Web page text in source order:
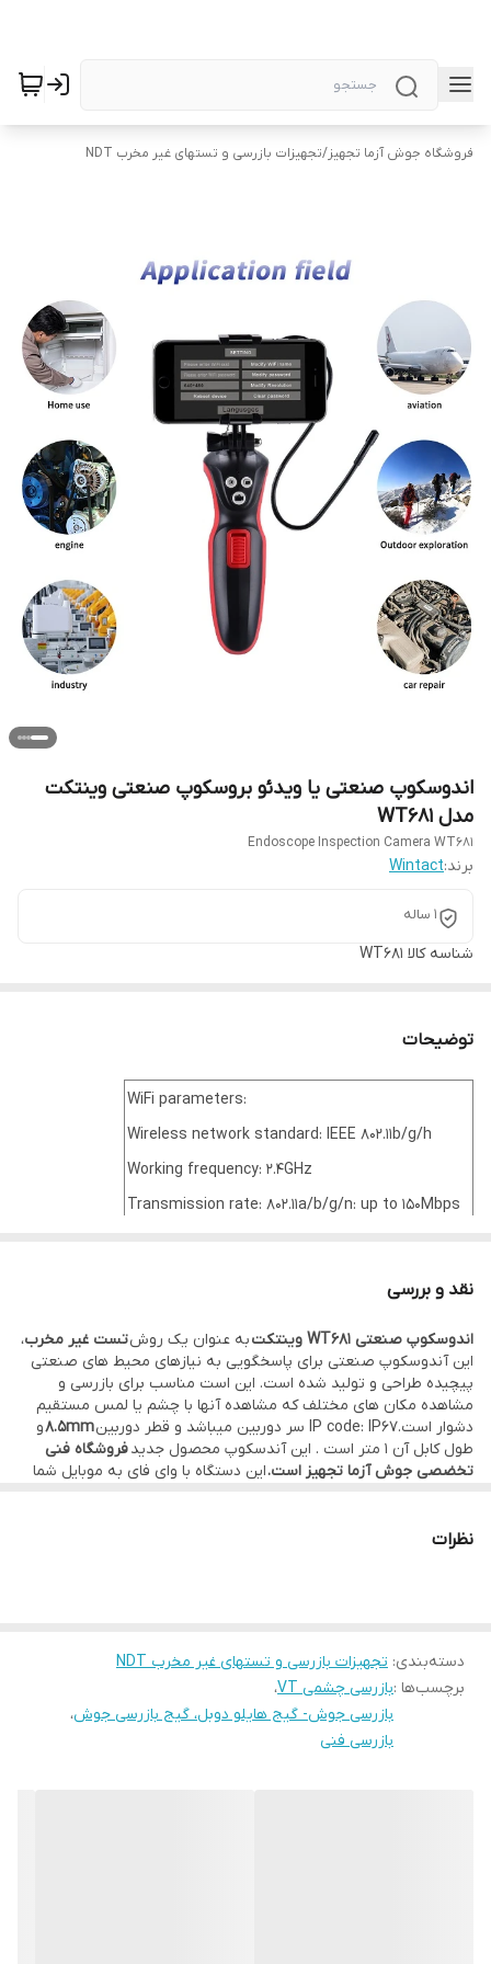
فروشگاه جوش آزما تجهیز/تجهیزات بازرسی و تستهای غیر مخرب NDT
اندوسکوپ صنعتی یا ویدئو بروسکوپ صنعتی وینتکت
مدل WT681
Endoscope Inspection Camera WT681
برند:Wintact
1 ساله
شناسه کالا WT681
توضیحات
WiFi parameters:
Wireless network standard: IEEE 802.11b/g/h
Working frequency: 2.4GHz
Transmission rate: 802.11a/b/g/n: up to 150Mbps
Camera parameters:
IP code: IP67
Diameter: 8.5mm
Hose diameter: 6.5mm
Other parameters:
Working temperature: 0 ~ 45 °C (32 ~ 113 °F)
Power: Built-in 3.7V rechargeable lithium battery
نقد و بررسی
اندوسکوپ صنعتی WT681 وینتکت به عنوان یک روشتست غیر مخرب،
این آندوسکوپ صنعتی برای پاسخگویی به نیازهای محیط های صنعتی
پیچیده طراحی و تولید شده است. این است مناسب برای بازرسی و
مشاهده مکان های مختلف که مشاهده آنها با چشم یا لمس مستقیم
دشوار است.IP code: IP67 سر دوربین میباشد و قطر دوربین
8.5mmو
طول کابل آن 1 متر است . این آندسکوپ محصول جدید
فروشگاه فنی
تخضصی جوش آزما تجهیز است.این دستگاه با وای فای به موبایل شما
نظرات
دسته‌بندی: تجهیزات بازرسی و تستهای غیر مخرب NDT
برچسب‌ها :بازرسی چشمی VT
،
بازرسی جوش- گیج هایلو دوبل، گیج بازرسی جوش،
بازرسی فنی